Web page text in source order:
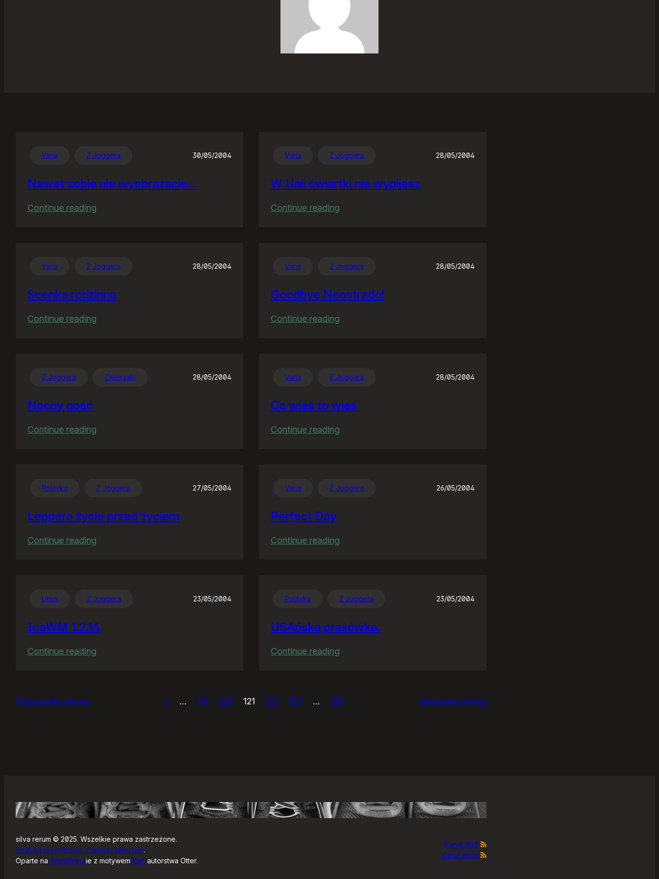
Varia Z Joggera 30/05/2004
Nawet sobie nie wyobrażacie…
Continue reading
wyobrażacie…
Varia Z Joggera 28/05/2004
W Unii ćwiartki nie wypijesz
Continue reading
nie
Varia Z Joggera 28/05/2004
Scenka rodzinna
Continue reading
Varia Z Joggera 28/05/2004
Goodbye Neostrado!
Continue reading
Z Joggera Zwierzaki 28/05/2004
Nocny gość
Continue reading
Varia Z Joggera 28/05/2004
Co wieś to wieś
Continue reading
wieś
Polityka Z Joggera 27/05/2004
Leppera życie przed życiem
Continue reading
życiem
Varia Z Joggera 26/05/2004
Perfect Day
Continue reading
Linux Z Joggera 23/05/2004
IceWM 1.2.14
Continue reading
Polityka Z Joggera 23/05/2004
USAńska prasówka.
Continue reading
Poprzednia strona 1 … 119 120 121 122 123 … 125 Następna strona
silva rerum © 2025. Wszelkie prawa zastrzeżone.
Polityka prywatności, ciastka i takie tam.
Oparte na WordPressie z motywem Raft autorstwa Otter.
Kanał RSS
Kanał Atom